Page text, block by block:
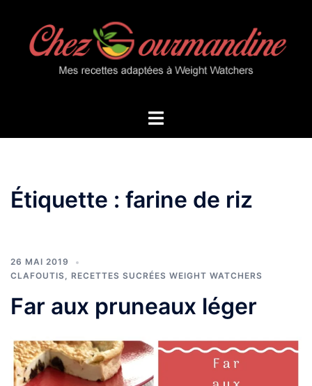
contenu
Ouvrir/fermer
Étiquette : farine de riz
26 MAI 2019
CLAFOUTIS, RECETTES SUCRÉES WEIGHT WATCHERS
Far aux pruneaux léger